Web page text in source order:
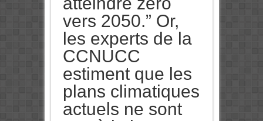
vers 2050.” Or,
les experts de la
CCNUCC
estiment que les
plans climatiques
actuels ne sont